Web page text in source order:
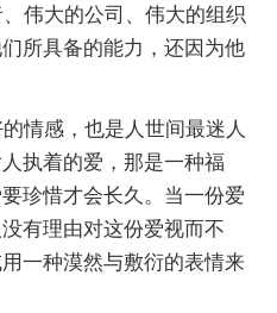
伟大的公司、伟大的组织
所具备的能力，还因为他
情感，也是人世间最迷人
执着的爱，那是一种福
珍惜才会长久。当一份爱
有理由对这份爱视而不
一种漠然与敷衍的表情来